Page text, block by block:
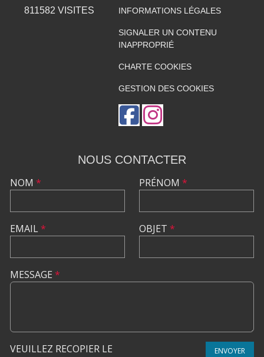
811582 VISITES INFORMATIONS LÉGALES
SIGNALER UN CONTENU
INAPPROPRIÉ
CHARTE COOKIES
GESTION DES COOKIES
NOUS CONTACTER
NOM *
EMAIL*
PRÉNOM *
OBJET *
MESSAGE *
VEUILLEZ RECOPIER LE
ENVOYER